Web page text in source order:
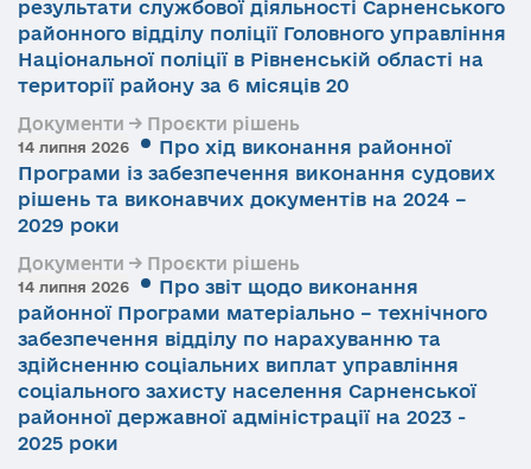
результати службової діяльності Сарненського
районного відділу поліції Головного управління
Національної поліції в Рівненській області на
території району за 6 місяців 20
Документи → Проєкти рішень
14 липня 2026
Про хід виконання районної
Програми із забезпечення виконання судових
рішень та виконавчих документів на 2024 –
2029 роки
Документи → Проєкти рішень
14 липня 2026
Про звіт щодо виконання
районної Програми матеріально – технічного
забезпечення відділу по нарахуванню та
здійсненню соціальних виплат управління
соціального захисту населення Сарненської
районної державної адміністрації на 2023 -
2025 роки